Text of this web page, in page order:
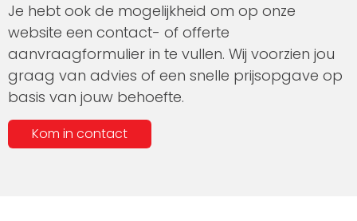
Je hebt ook de mogelijkheid om op onze
website een contact- of offerte
aanvraagformulier in te vullen. Wij voorzien jou
graag van advies of een snelle prijsopgave op
basis van jouw behoefte.
Kom in contact